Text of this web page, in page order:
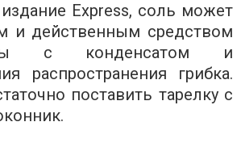
Express, соль может
и действенным средством
с конденсатом и
распространения грибка.
поставить тарелку с